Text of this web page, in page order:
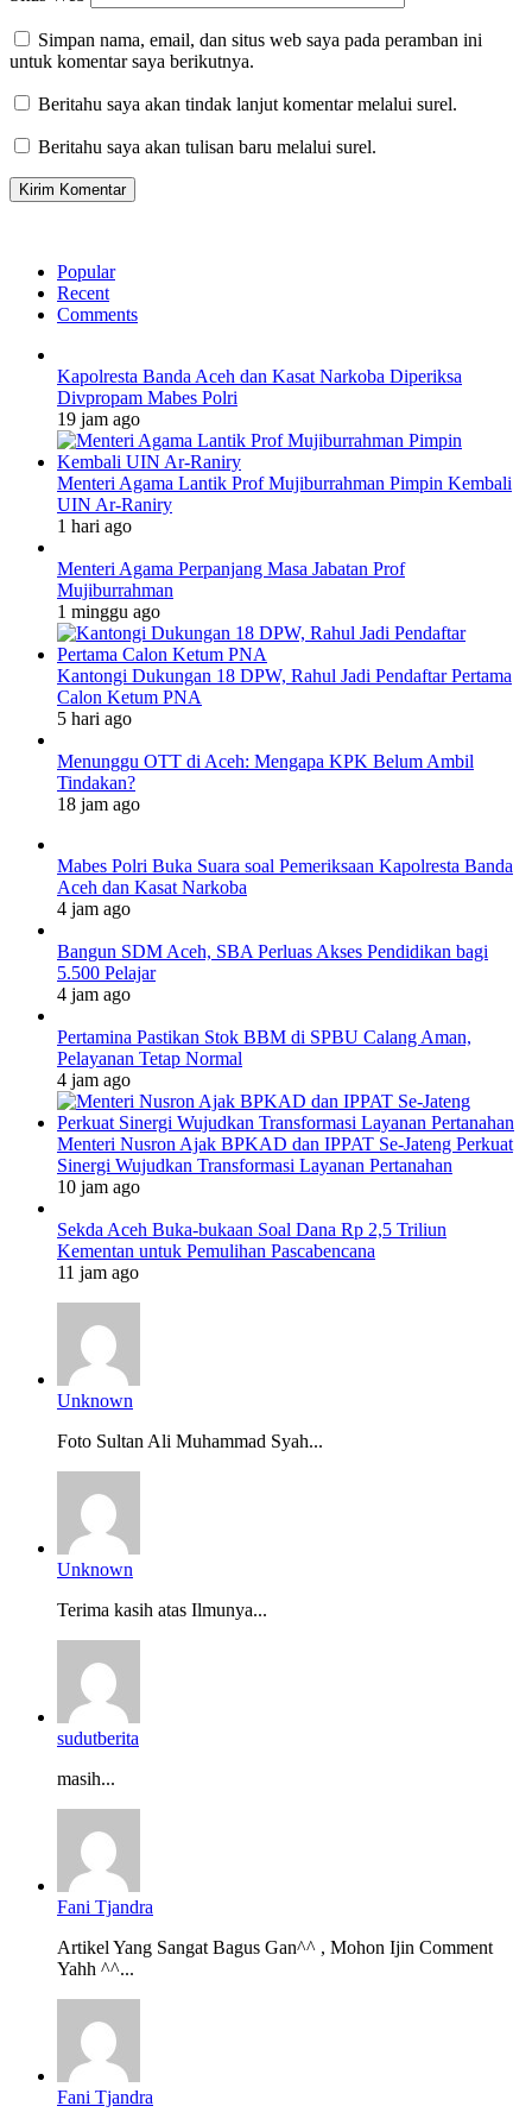
Simpan nama, email, dan situs web saya pada peramban ini
untuk komentar saya berikutnya.
Beritahu saya akan tindak lanjut komentar melalui surel.
Beritahu saya akan tulisan baru melalui surel.
Popular
Recent
Comments
Kapolresta Banda Aceh dan Kasat Narkoba Diperiksa
Divpropam Mabes Polri
19 jam ago
Menteri Agama Lantik Prof Mujiburrahman Pimpin Kembali
UIN Ar-Raniry
1 hari ago
Menteri Agama Perpanjang Masa Jabatan Prof
Mujiburrahman
1 minggu ago
Kantongi Dukungan 18 DPW, Rahul Jadi Pendaftar Pertama
Calon Ketum PNA
5 hari ago
Menunggu OTT di Aceh: Mengapa KPK Belum Ambil
Tindakan?
18 jam ago
Mabes Polri Buka Suara soal Pemeriksaan Kapolresta Banda
Aceh dan Kasat Narkoba
4 jam ago
Bangun SDM Aceh, SBA Perluas Akses Pendidikan bagi
5.500 Pelajar
4 jam ago
Pertamina Pastikan Stok BBM di SPBU Calang Aman,
Pelayanan Tetap Normal
4 jam ago
Menteri Nusron Ajak BPKAD dan IPPAT Se-Jateng Perkuat
Sinergi Wujudkan Transformasi Layanan Pertanahan
10 jam ago
Sekda Aceh Buka-bukaan Soal Dana Rp 2,5 Triliun
Kementan untuk Pemulihan Pascabencana
11 jam ago
Unknown
Foto Sultan Ali Muhammad Syah...
Unknown
Terima kasih atas Ilmunya...
sudutberita
masih...
Fani Tjandra
Artikel Yang Sangat Bagus Gan^^ , Mohon Ijin Comment
Yahh ^^...
Fani Tjandra